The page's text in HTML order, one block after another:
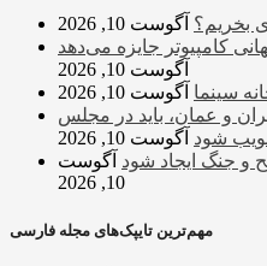
بخریم؟ آگوست 10, 2026
کامپیوتر جایزه می‌دهد
آگوست 10, 2026
سینما آگوست 10, 2026
و عمان، باید در مجلس
شود آگوست 10, 2026
و جنگ ایجاد شود آگوست
10, 2026
مهم‌ترین تایپک‌های مجله فارسی